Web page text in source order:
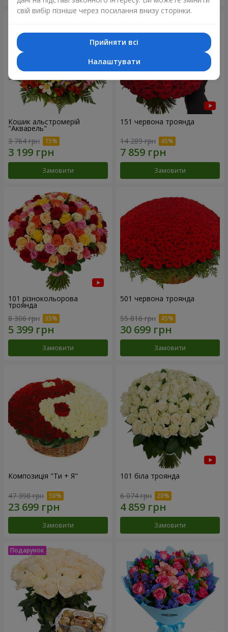
Кошик альстромерій
"Акварель"
3 764 грн
Замовити
151 червона троянда
14 289 грн
Замовити
101 різнокольорова
троянда
8 306 грн
Замовити
501 червона троянда
55 816 грн
Замовити
Композиція "Ти + Я"
47 398 грн
Замовити
101 біла троянда
6 074 грн
Замовити
свій вибір пізніше через посилання внизу сторінки.
Прийняти всі
Налаштувати